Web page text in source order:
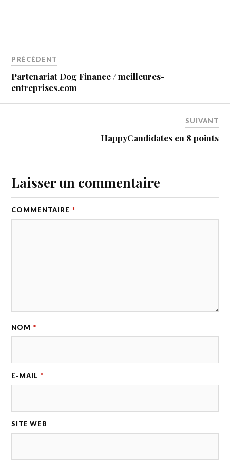
PRÉCÉDENT
Partenariat Dog Finance / meilleures-
entreprises.com
SUIVANT
HappyCandidates en 8 points
Laisser un commentaire
COMMENTAIRE *
NOM *
E-MAIL *
SITE WEB